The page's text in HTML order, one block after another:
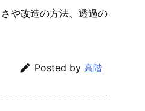
や改造の方法、透過の
 Posted by 高階